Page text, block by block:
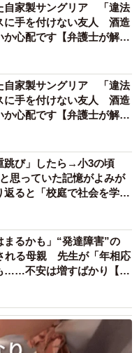
自家製サングリア 「違法
に手を付けない友人 酒造
か心配です【弁護士が解
自家製サングリア 「違法
に手を付けない友人 酒造
か心配です【弁護士が解
跳び」したら→小3の頃
思っていた記憶がよみが
ると「校庭で社会を学ん
まるかも」“発達障害”の
れる母親 先生が「年相応
……不安は増すばかり【臨